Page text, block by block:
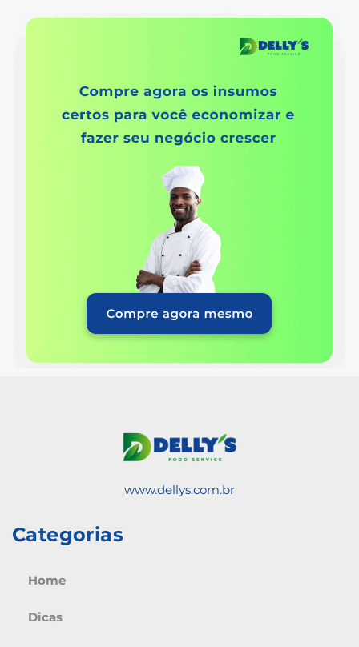
www.dellys.com.br
Categorias
Home
Dicas